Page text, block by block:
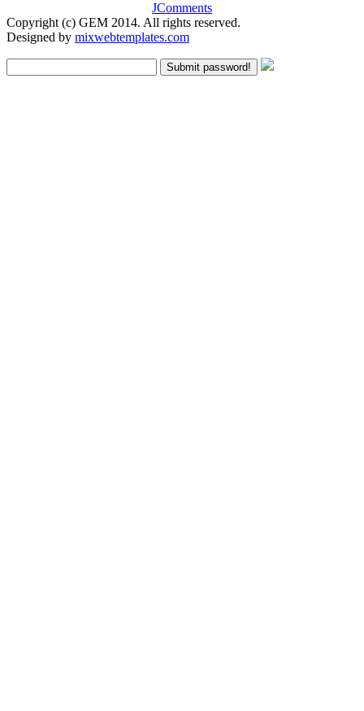
JComments
Copyright (c) GEM 2014. All rights reserved.
Designed by mixwebtemplates.com
Submit password!